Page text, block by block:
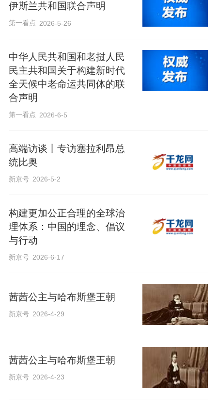
伊斯兰共和国联合声明
第一看点 2026-5-26
中华人民共和国和老挝人民
民主共和国关于构建新时代
全天候中老命运共同体的联
合声明
第一看点 2026-6-5
高端访谈丨专访塞拉利昂总
统比奥
新京号 2026-5-2
构建更加公正合理的全球治
理体系：中国的理念、倡议
与行动
新京号 2026-6-17
茜茜公主与哈布斯堡王朝
新京号 2026-4-29
茜茜公主与哈布斯堡王朝
新京号 2026-4-23